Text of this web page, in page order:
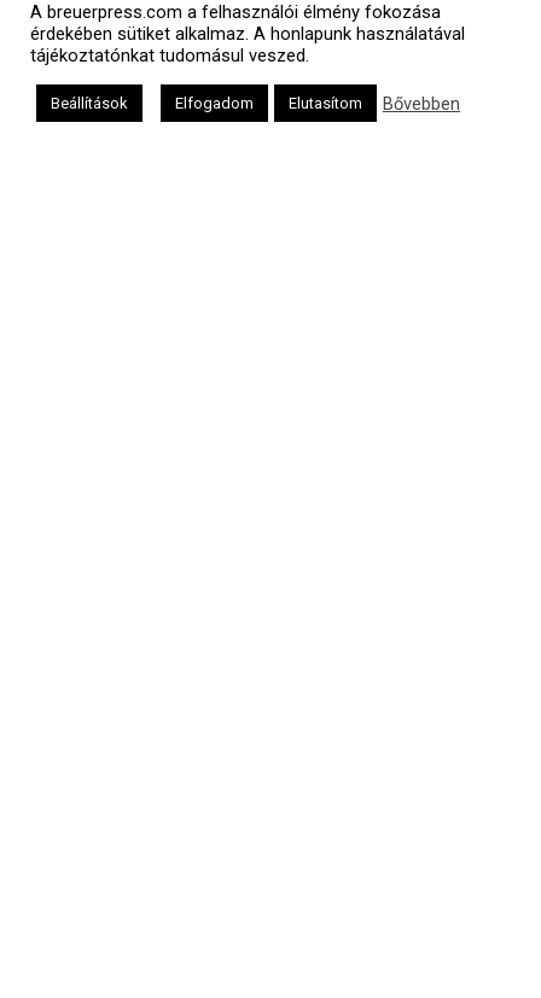
A breuerpress.com a felhasználói élmény fokozása
érdekében sütiket alkalmaz. A honlapunk használatával
tájékoztatónkat tudomásul veszed.
Beállítások Elfogadom Elutasítom Bővebben